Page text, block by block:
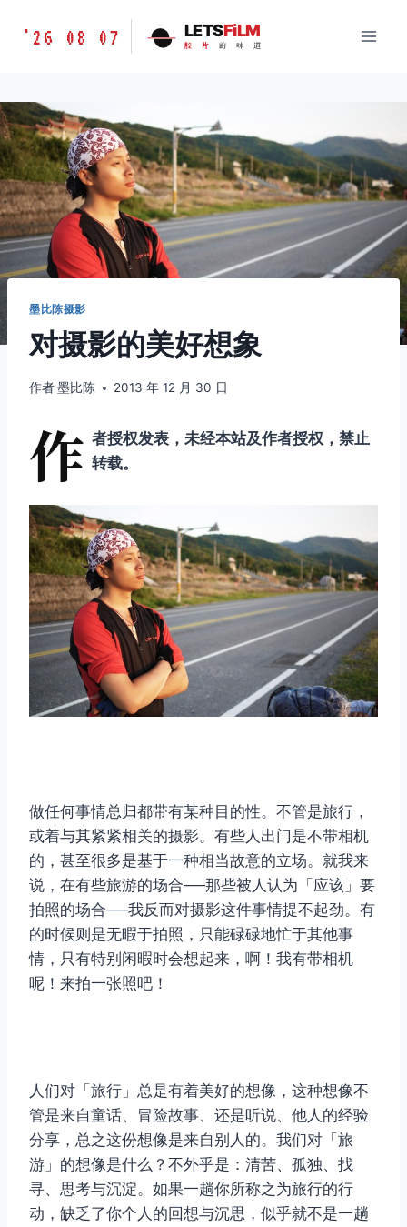
胶
味
道
LETSFILM
'26 08 07 LETSFiLM
胶 片 的 味 道
墨比陈摄影
对摄影的美好想象
作者墨比陈 2013 年 12 月 30 日
作 者授权发表，未经本站及作者授权，禁止
转载。
做任何事情总归都带有某种目的性。不管是旅行，
或着与其紧紧相关的摄影。有些人出门是不带相机
的，甚至很多是基于一种相当故意的立场。就我来
说，在有些旅游的场合──那些被人认为「应该」要
拍照的场合──我反而对摄影这件事情提不起劲。有
的时候则是无暇于拍照，只能碌碌地忙于其他事
情，只有特别闲暇时会想起来，啊！我有带相机
呢！来拍一张照吧！
人们对「旅行」总是有着美好的想像，这种想像不
管是来自童话、冒险故事、还是听说、他人的经验
分享，总之这份想像是来自别人的。我们对「旅
游」的想像是什么？不外乎是：清苦、孤独、找
寻、思考与沉淀。如果一趟你所称之为旅行的行
动，缺乏了你个人的回想与沉思，似乎就不是一趟